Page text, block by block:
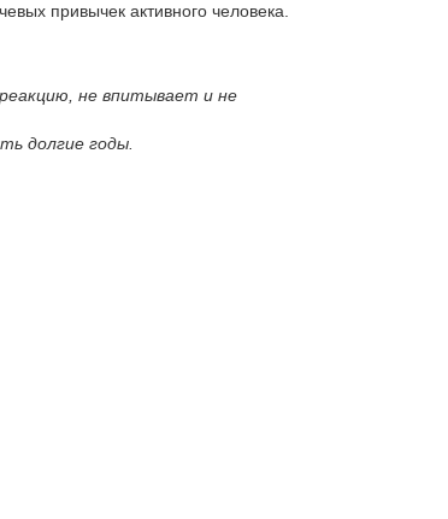
привычек активного человека.
не впитывает и не
долгие годы.